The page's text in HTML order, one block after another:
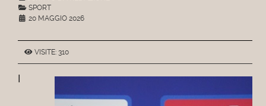
SPORT
20 MAGGIO 2026
VISITE: 310
I